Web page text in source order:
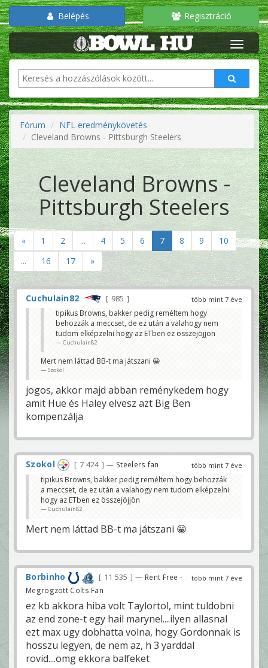
Belépés Regisztráció
Fórum
NFL eredménykövetés
Cleveland Browns - Pittsburgh Steelers
Cleveland Browns -
Pittsburgh Steelers
« 1 2 ... 4 5 6 7 8 9
10
...
16 17 »
több mint 7 éve
Cuchulain82
985
tipikus Browns, bakker pedig reméltem hogy
behozzák a meccset, de ez után a valahogy nem
tudom elképzelni hogy az ETben ez összejöjjön
Cuchulain82
Mert nem láttad BB-t ma játszani 😀
Szokol
jogos, akkor majd abban reménykedem hogy
amit Hue és Haley elvesz azt Big Ben
kompenzálja
több mint 7 éve
Szokol 7 424 — Steelers fan
tipikus Browns, bakker pedig reméltem hogy behozzák
a meccset, de ez után a valahogy nem tudom elképzelni
hogy az ETben ez összejöjjön
Cuchulain82
Mert nem láttad BB-t ma játszani 😀
több mint 7 éve
Borbinho 11 535
— Rent Free -
Megrögzött Colts Fan
ez kb akkora hiba volt Taylortol, mint tuldobni
az end zone-t egy hail marynel....ilyen allasnal
ezt max ugy dobhatta volna, hogy Gordonnak is
hosszu legyen, de nem az, h 3 yarddal
rovid....omg ekkora balfeket